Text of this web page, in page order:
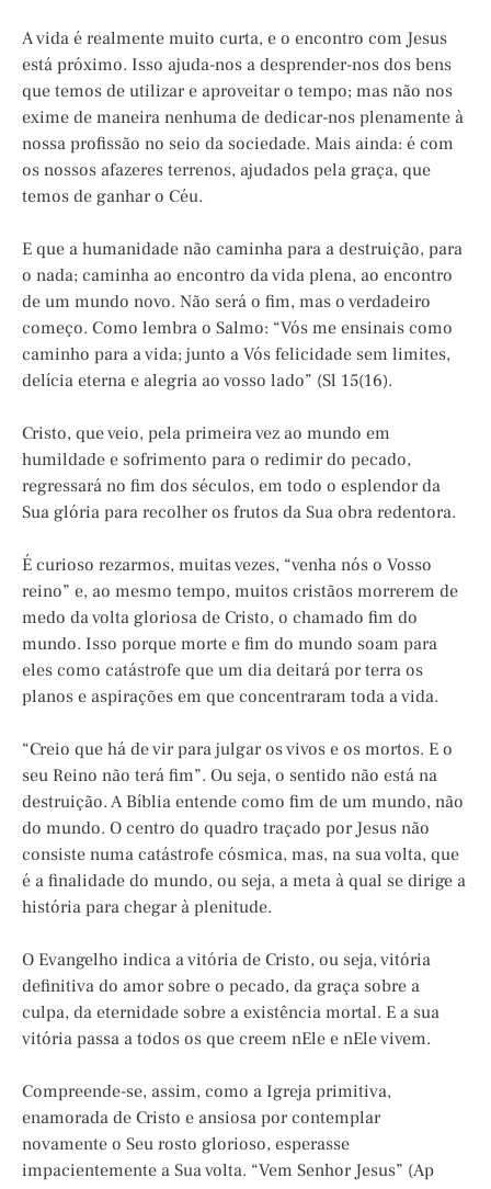
A vida é realmente muito curta, e o encontro com Jesus
está próximo. Isso ajuda-nos a desprender-nos dos bens
que temos de utilizar e aproveitar o tempo; mas não nos
exime de maneira nenhuma de dedicar-nos plenamente à
nossa profissão no seio da sociedade. Mais ainda: é com
os nossos afazeres terrenos, ajudados pela graça, que
temos de ganhar o Céu.
E que a humanidade não caminha para a destruição, para
o nada; caminha ao encontro da vida plena, ao encontro
de um mundo novo. Não será o fim, mas o verdadeiro
começo. Como lembra o Salmo: “Vós me ensinais como
caminho para a vida; junto a Vós felicidade sem limites,
delícia eterna e alegria ao vosso lado” (Sl 15(16).
Cristo, que veio, pela primeira vez ao mundo em
humildade e sofrimento para o redimir do pecado,
regressará no fim dos séculos, em todo o esplendor da
Sua glória para recolher os frutos da Sua obra redentora.
É curioso rezarmos, muitas vezes, “venha nós o Vosso
reino” e, ao mesmo tempo, muitos cristãos morrerem de
medo da volta gloriosa de Cristo, o chamado fim do
mundo. Isso porque morte e fim do mundo soam para
eles como catástrofe que um dia deitará por terra os
planos e aspirações em que concentraram toda a vida.
“Creio que há de vir para julgar os vivos e os mortos. E o
seu Reino não terá fim”. Ou seja, o sentido não está na
destruição. A Bíblia entende como fim de um mundo, não
do mundo. O centro do quadro traçado por Jesus não
consiste numa catástrofe cósmica, mas, na sua volta, que
é a finalidade do mundo, ou seja, a meta à qual se dirige a
história para chegar à plenitude.
O Evangelho indica a vitória de Cristo, ou seja, vitória
definitiva do amor sobre o pecado, da graça sobre a
culpa, da eternidade sobre a existência mortal. E a sua
vitória passa a todos os que creem nEle e nEle vivem.
Compreende-se, assim, como a Igreja primitiva,
enamorada de Cristo e ansiosa por contemplar
novamente o Seu rosto glorioso, esperasse
impacientemente a Sua volta. “Vem Senhor Jesus” (Ap